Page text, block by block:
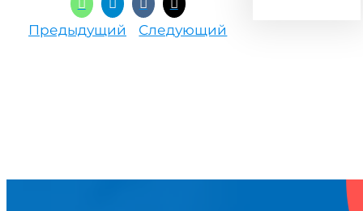
Предыдущий Следующий